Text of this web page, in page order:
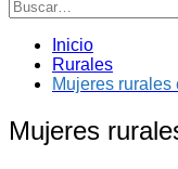
Inicio
Rurales
Mujeres
Mujeres